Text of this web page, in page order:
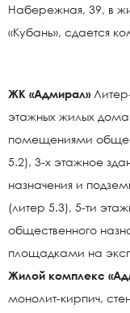
Набережная, 39, в
«Кубань», сдается
ЖК «Адмирал»
этажных жилых
помещениями
5.2), 3-х этажное
назначения и
(литер 5.3), 5-ти
общественного
площадками на
Жилой комплекс
монолит-кирпич,